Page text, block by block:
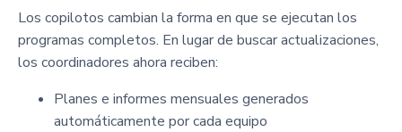
Los copilotos cambian la forma en que se ejecutan los
programas completos. En lugar de buscar actualizaciones,
los coordinadores ahora reciben:
Planes e informes mensuales generados
automáticamente por cada equipo